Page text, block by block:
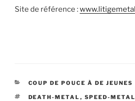
Site de référence :
CATÉGORIES
COUP DE POUCE À DE JEUNES
ÉTIQUETTES
DEATH-METAL , SPEED-METAL